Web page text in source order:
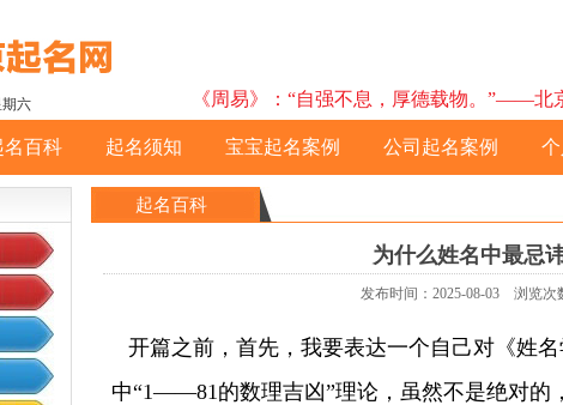
期六 《周易》：“自强不息，厚德载物。”——北
名百科 起名须知 宝宝起名案例 公司起名案例
起名百科
为什么姓名中最忌
发布时间：2025-08-03 浏览
开篇之前，首先，我要表达一个自己对《姓
中“1——81的数理吉凶”理论，虽然不是绝对的